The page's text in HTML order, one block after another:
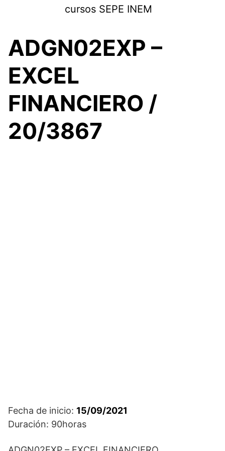
cursos SEPE INEM
ADGN02EXP –
EXCEL
FINANCIERO /
20/3867
Fecha de inicio: 15/09/2021
Duración: 90horas